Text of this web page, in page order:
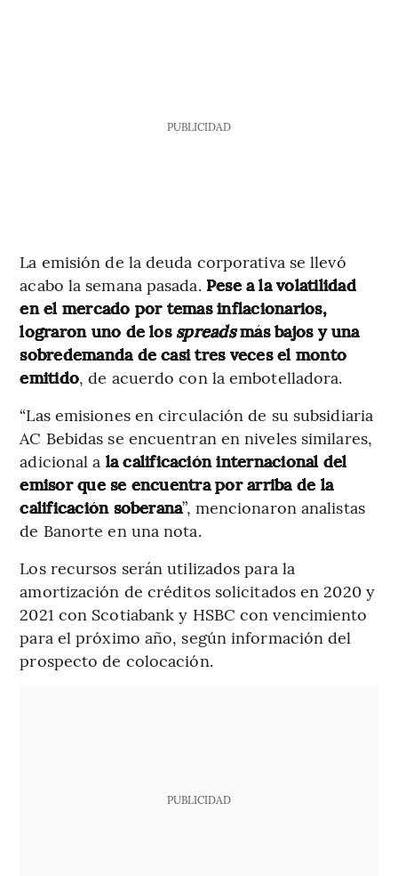
PUBLICIDAD
La emisión de la deuda corporativa se llevó
acabo la semana pasada. Pese a la volatilidad
en el mercado por temas inflacionarios,
lograron uno de los spreadsmás bajos y una
sobredemanda de casi tres veces el monto
emitido, de acuerdo con la embotelladora.
“Las emisiones en circulación de su subsidiaria
AC Bebidas se encuentran en niveles similares,
adicional a la calificación internacional del
emisor que se encuentra por arriba de la
calificación soberana”, mencionaron analistas
de Banorte en una nota.
Los recursos serán utilizados para la
amortización de créditos solicitados en 2020 y
2021 con Scotiabank y HSBC con vencimiento
para el próximo año, según información del
prospecto de colocación.
PUBLICIDAD